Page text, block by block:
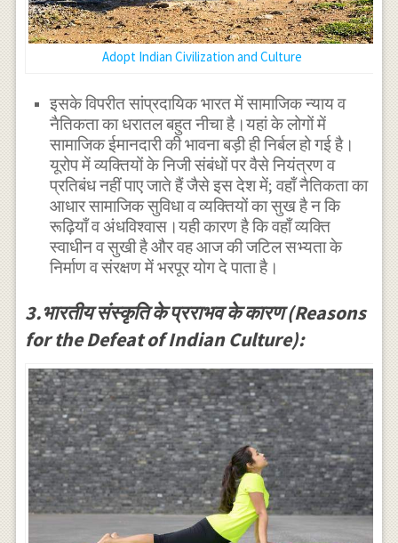
Adopt Indian Civilization and Culture
इसके विपरीत सांप्रदायिक भारत में सामाजिक न्याय व
नैतिकता का धरातल बहुत नीचा है।यहां के लोगों में
सामाजिक ईमानदारी की भावना बड़ी ही निर्बल हो गई है।
यूरोप में व्यक्तियों के निजी संबंधों पर वैसे नियंत्रण व
प्रतिबंध नहीं पाए जाते हैं जैसे इस देश में; वहाँ नैतिकता का
आधार सामाजिक सुविधा व व्यक्तियों का सुख है न कि
रूढ़ियाँ व अंधविश्वास।यही कारण है कि वहाँ व्यक्ति
स्वाधीन व सुखी है और वह आज की जटिल सभ्यता के
निर्माण व संरक्षण में भरपूर योग दे पाता है।
3.भारतीय संस्कृति के प्रराभव के कारण (Reasons
for the Defeat of Indian Culture):